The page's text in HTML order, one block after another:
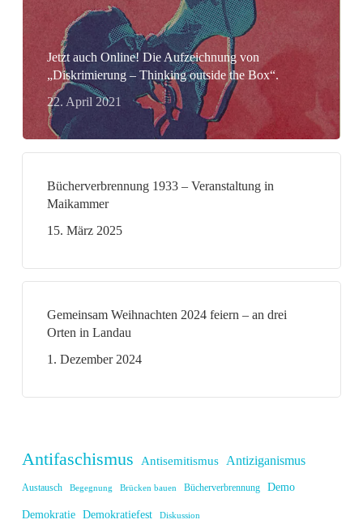
Jetzt auch Online! Die Aufzeichnung von
„Diskrimierung – Thinking outside the Box“.
22. April 2021
Bücherverbrennung 1933 – Veranstaltung in
Maikammer
15. März 2025
Gemeinsam Weihnachten 2024 feiern – an drei
Orten in Landau
1. Dezember 2024
Antifaschismus Antisemitismus Antiziganismus
Austausch Begegnung Brücken bauen Bücherverbrennung Demo
Demokratie Demokratiefest Diskussion